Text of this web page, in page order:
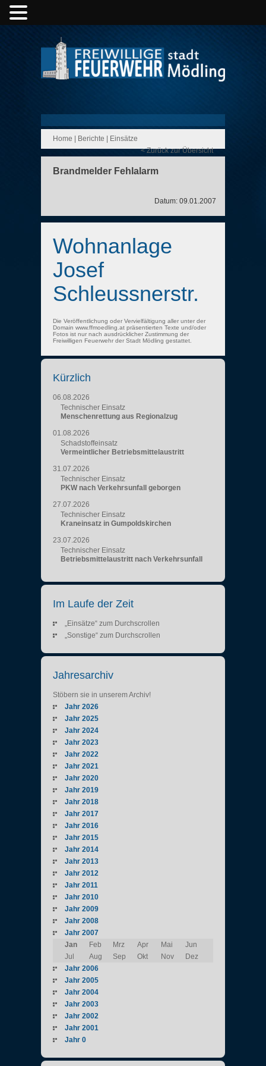
Home Berichte
Einsätze
< Zurück zur Übersicht
Brandmelder Fehlalarm
Datum: 09.01.2007
Wohnanlage
Josef
Schleussnerstr.
Die Veröffentlichung oder Vervielfältigung aller unter der
Domain www.ffmoedling.at präsentierten Texte und/oder
Fotos ist nur nach ausdrücklicher Zustimmung der
Freiwilligen Feuerwehr der Stadt Mödling gestattet.
Kürzlich
06.08.2026
Technischer Einsatz
Menschenrettung aus Regionalzug
01.08.2026
Schadstoffeinsatz
Vermeintlicher Betriebsmittelaustritt
31.07.2026
Technischer Einsatz
PKW nach Verkehrsunfall geborgen
27.07.2026
Technischer Einsatz
Kraneinsatz in Gumpoldskirchen
23.07.2026
Technischer Einsatz
Betriebsmittelaustritt nach Verkehrsunfall
Im Laufe der Zeit
„Einsätze“ zum Durchscrollen
„Sonstige“ zum Durchscrollen
Jahresarchiv
Stöbern sie in unserem Archiv!
Jahr 2026
Jahr 2025
Jahr 2024
Jahr 2023
Jahr 2022
Jahr 2021
Jahr 2020
Jahr 2019
Jahr 2018
Jahr 2017
Jahr 2016
Jahr 2015
Jahr 2014
Jahr 2013
Jahr 2012
Jahr 2011
Jahr 2010
Jahr 2009
Jahr 2008
Jahr 2007
Jan
Feb Mrz Apr Mai
Jun
Jul
Aug Sep Okt Nov
Dez
Jahr 2006
Jahr 2005
Jahr 2004
Jahr 2003
Jahr 2002
Jahr 2001
Jahr 0